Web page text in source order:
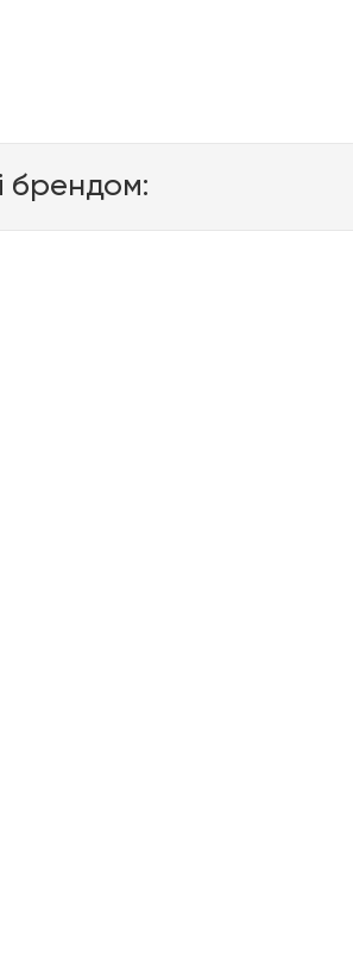
брендом: